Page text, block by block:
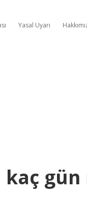
Yasal Uyarı
kaç